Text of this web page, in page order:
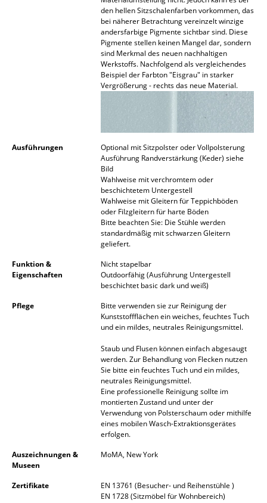
Management Büro
Branchenlösungen
Sicheres Arbeiten
Hersteller & Designer
Artemide
Knoll International
Nils Holger Moormann
Richard Lampert
Thonet
den hellen Sitzschalenfarben vorkommen, das
bei näherer Betrachtung vereinzelt winzige
andersfarbige Pigmente sichtbar sind. Diese
Pigmente stellen keinen Mangel dar, sondern
sind Merkmal des neuen nachhaltigen
Werkstoffs. Nachfolgend als vergleichendes
Beispiel der Farbton "Eisgrau" in starker
Vergrößerung - rechts das neue Material.
Ausführungen
Optional mit Sitzpolster oder Vollpolsterung
Ausführung Randverstärkung (Keder) siehe
Bild
Wahlweise mit verchromtem oder
beschichtetem Untergestell
Wahlweise mit Gleitern für Teppichböden
oder Filzgleitern für harte Böden
Bitte beachten Sie: Die Stühle werden
standardmäßig mit schwarzen Gleitern
geliefert.
Funktion &
Eigenschaften
Nicht stapelbar
Outdoorfähig (Ausführung Untergestell
beschichtet basic dark und weiß)
Pflege
Bitte verwenden sie zur Reinigung der
Kunststoffflächen ein weiches, feuchtes Tuch
und ein mildes, neutrales Reinigungsmittel.
Staub und Flusen können einfach abgesaugt
werden. Zur Behandlung von Flecken nutzen
Sie bitte ein feuchtes Tuch und ein mildes,
neutrales Reinigungsmittel.
Eine professionelle Reinigung sollte im
montierten Zustand und unter der
Verwendung von Polsterschaum oder mithilfe
eines mobilen Wasch-Extraktionsgerätes
erfolgen.
Auszeichnungen &
Museen
MoMA, New York
Zertifikate
EN 13761 (Besucher- und Reihenstühle )
EN 1728 (Sitzmöbel für Wohnbereich)